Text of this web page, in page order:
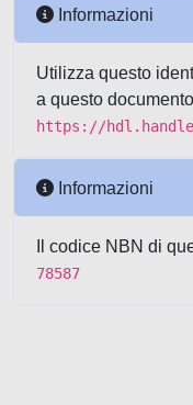
Informazioni
Utilizza questo
a questo
https://
Informazioni
Il codice NBN di
78587